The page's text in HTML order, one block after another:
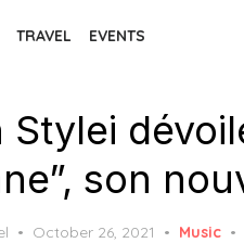
TRAVEL EVENTS
Stylei
son
Posted
October 26, 2021 Music